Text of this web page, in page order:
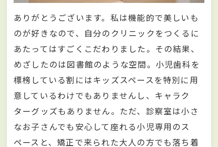
ありがとうございます。私は機能的で美しいも
のが好きなので、自分のクリニックをつくるに
あたってはすごくこだわりました。その結果、
めざしたのは図書館のような空間。小児歯科を
標榜している割にはキッズスペースを特別に用
意しているわけでもありませんし、キャラク
ターグッズもありません。ただ、診察室は小さ
なお子さんでも安心して座れる小児専用のス
ペースと、矯正で来られた大人の方でも落ち着